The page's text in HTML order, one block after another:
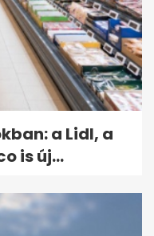
a Lidl, a
is új...